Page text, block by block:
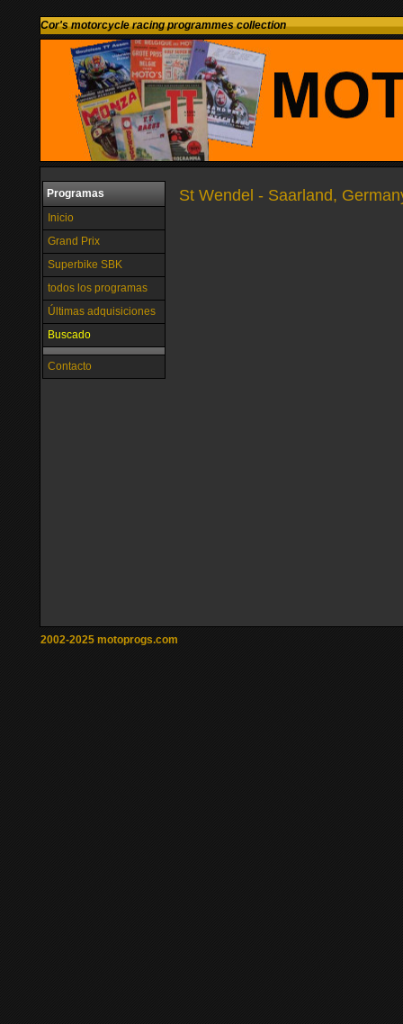
Cor's motorcycle racing programmes collection
Programas
Inicio
Grand Prix
Superbike SBK
todos los programas
Últimas adquisiciones
Buscado
Contacto
St Wendel - Saarland,
2002-2025 motoprogs.com